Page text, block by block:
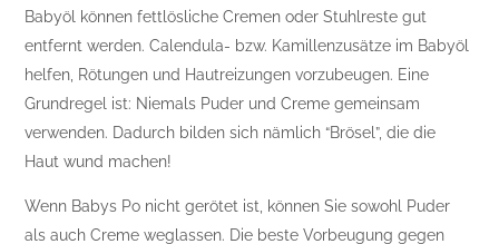
Babyöl können fettlösliche Cremen oder Stuhlreste gut
entfernt werden. Calendula- bzw. Kamillenzusätze im Babyöl
helfen, Rötungen und Hautreizungen vorzubeugen. Eine
Grundregel ist: Niemals Puder und Creme gemeinsam
verwenden. Dadurch bilden sich nämlich “Brösel”, die die
Haut wund machen!
Wenn Babys Po nicht gerötet ist, können Sie sowohl Puder
als auch Creme weglassen. Die beste Vorbeugung gegen